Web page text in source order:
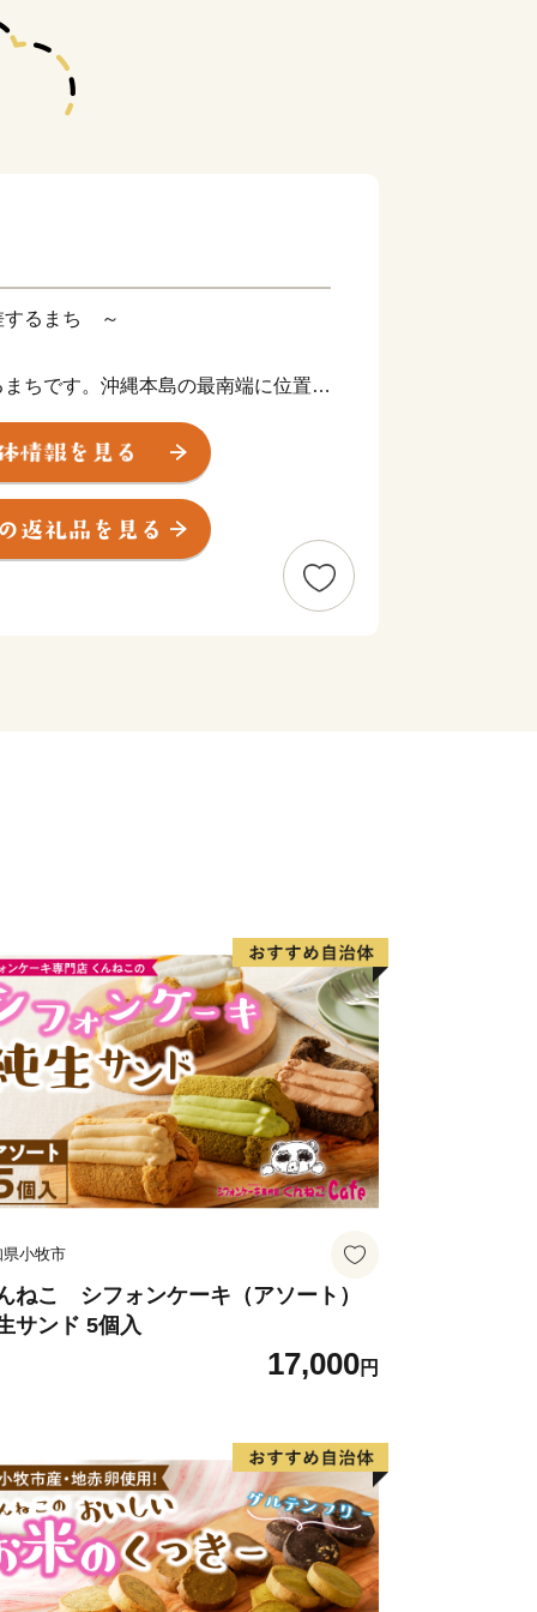
するまち ～
ちです。沖縄本島の最南端に位置
市は、ひめゆりの塔や平和祈念公園
が多数存在するなど平和の尊さと戦
修学旅行など平和学習の場となって
するまちです。糸満ハーレーや糸満
伝統と未来が交差する発展の可能性
市でたくさんの再発見をし、魅力を
い糸満市にご注目ください。
県小牧市
ねこ シフォンケーキ（アソート）
サンド 5個入
17,000円